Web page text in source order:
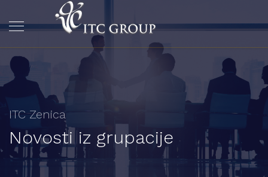
ITC Zenica
Novosti iz grupacije